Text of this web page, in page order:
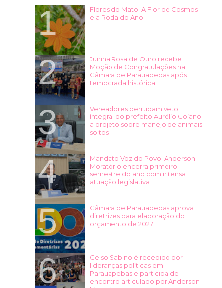
Flores do Mato: A Flor de Cosmos
e a Roda do Ano
Junina Rosa de Ouro recebe
Moção de Congratulações na
Câmara de Parauapebas após
temporada histórica
Vereadores derrubam veto
integral do prefeito Aurélio Goiano
a projeto sobre manejo de animais
soltos
Mandato Voz do Povo: Anderson
Moratório encerra primeiro
semestre do ano com intensa
atuação legislativa
Câmara de Parauapebas aprova
diretrizes para elaboração do
orçamento de 2027
Celso Sabino é recebido por
lideranças políticas em
Parauapebas e participa de
encontro articulado por Anderson